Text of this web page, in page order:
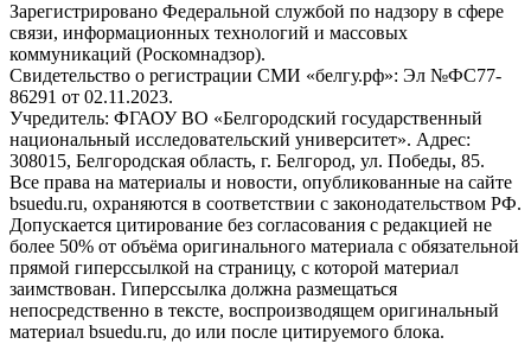
Зарегистрировано Федеральной службой по надзору в сфере
связи, информационных технологий и массовых
коммуникаций (Роскомнадзор).
Свидетельство о регистрации СМИ «белгу.рф»: Эл №ФС77-
86291 от 02.11.2023.
Учредитель: ФГАОУ ВО «Белгородский государственный
национальный исследовательский университет». Адрес:
308015, Белгородская область, г. Белгород, ул. Победы, 85.
Все права на материалы и новости, опубликованные на сайте
bsuedu.ru, охраняются в соответствии с законодательством РФ.
Допускается цитирование без согласования с редакцией не
более 50% от объёма оригинального материала с обязательной
прямой гиперссылкой на страницу, с которой материал
заимствован. Гиперссылка должна размещаться
непосредственно в тексте, воспроизводящем оригинальный
материал bsuedu.ru, до или после цитируемого блока.